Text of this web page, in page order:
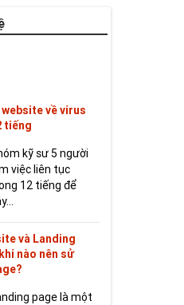
tiếng
kỹ sư 5 người
việc liên tục
12 tiếng để
và Landing
nào nên sử
page là một
ngữ khá phổ